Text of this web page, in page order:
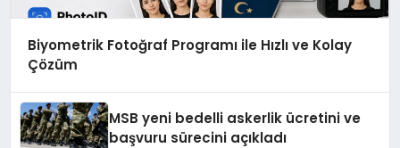
Biyometrik Fotoğraf Programı ile Hızlı ve Kolay
Çözüm
MSB yeni bedelli askerlik ücretini ve
başvuru sürecini açıkladı